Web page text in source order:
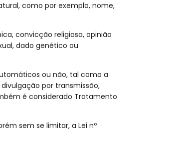
como por exemplo, nome,
convicção religiosa, opinião
dado genético ou
ou não, tal como a
por transmissão,
é considerado Tratamento
sem se limitar, a Lei nº